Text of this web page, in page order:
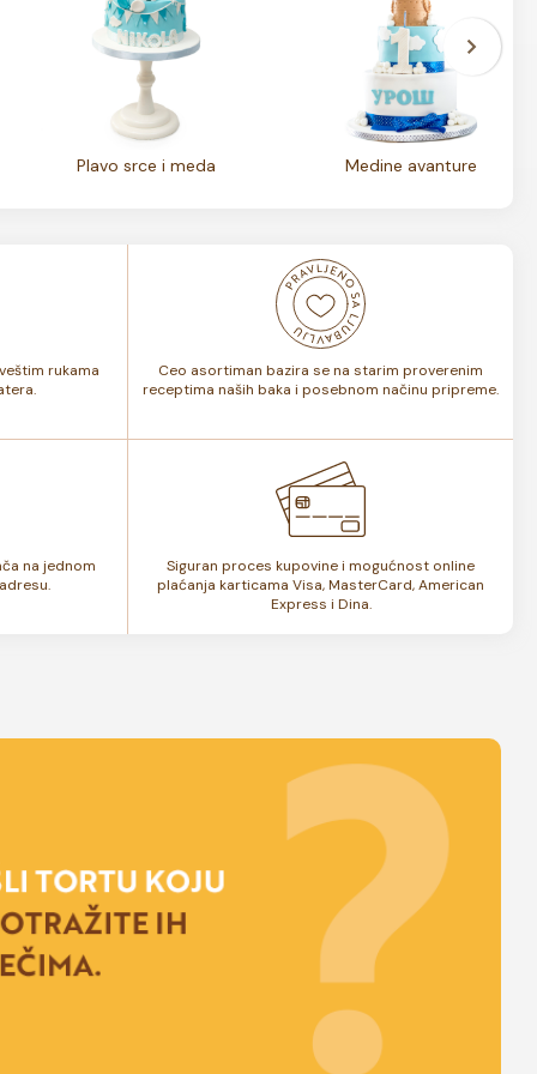
Plavo srce i meda Medine avanture
rukama
Ceo asortiman bazira se na starim proverenim
receptima naših baka i posebnom načinu pripreme.
na jednom
Siguran proces kupovine i mogućnost online
plaćanja karticama Visa, MasterCard, American
Express i Dina.